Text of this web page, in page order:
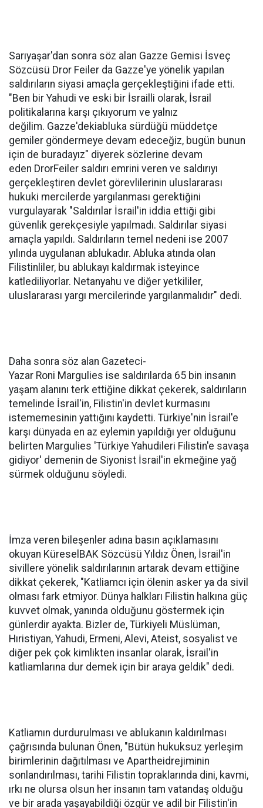
Sarıyaşar'dan sonra söz alan Gazze Gemisi İsveç
Sözcüsü Dror Feiler da Gazze'ye yönelik yapılan
saldırıların siyasi amaçla gerçekleştiğini ifade etti.
"Ben bir Yahudi ve eski bir İsrailli olarak, İsrail
politikalarına karşı çıkıyorum ve yalnız
değilim. Gazze'dekiabluka sürdüğü müddetçe
gemiler göndermeye devam edeceğiz, bugün bunun
için de buradayız" diyerek sözlerine devam
eden DrorFeiler saldırı emrini veren ve saldırıyı
gerçekleştiren devlet görevlilerinin uluslararası
hukuki mercilerde yargılanması gerektiğini
vurgulayarak "Saldırılar İsrail'in iddia ettiği gibi
güvenlik gerekçesiyle yapılmadı. Saldırılar siyasi
amaçla yapıldı. Saldırıların temel nedeni ise 2007
yılında uygulanan ablukadır. Abluka atında olan
Filistinliler, bu ablukayı kaldırmak isteyince
katlediliyorlar. Netanyahu ve diğer yetkililer,
uluslararası yargı mercilerinde yargılanmalıdır" dedi.
Daha sonra söz alan Gazeteci-
Yazar Roni Margulies ise saldırılarda 65 bin insanın
yaşam alanını terk ettiğine dikkat çekerek, saldırıların
temelinde İsrail'in, Filistin'in devlet kurmasını
istememesinin yattığını kaydetti. Türkiye'nin İsrail'e
karşı dünyada en az eylemin yapıldığı yer olduğunu
belirten Margulies 'Türkiye Yahudileri Filistin'e savaşa
gidiyor' demenin de Siyonist İsrail'in ekmeğine yağ
sürmek olduğunu söyledi.
İmza veren bileşenler adına basın açıklamasını
okuyan KüreselBAK Sözcüsü Yıldız Önen, İsrail'in
sivillere yönelik saldırılarının artarak devam ettiğine
dikkat çekerek, "Katliamcı için ölenin asker ya da sivil
olması fark etmiyor. Dünya halkları Filistin halkına güç
kuvvet olmak, yanında olduğunu göstermek için
günlerdir ayakta. Bizler de, Türkiyeli Müslüman,
Hıristiyan, Yahudi, Ermeni, Alevi, Ateist, sosyalist ve
diğer pek çok kimlikten insanlar olarak, İsrail'in
katliamlarına dur demek için bir araya geldik" dedi.
Katliamın durdurulması ve ablukanın kaldırılması
çağrısında bulunan Önen, "Bütün hukuksuz yerleşim
birimlerinin dağıtılması ve Apartheidrejiminin
sonlandırılması, tarihi Filistin topraklarında dini, kavmi,
ırkı ne olursa olsun her insanın tam vatandaş olduğu
ve bir arada yaşayabildiği özgür ve adil bir Filistin'in